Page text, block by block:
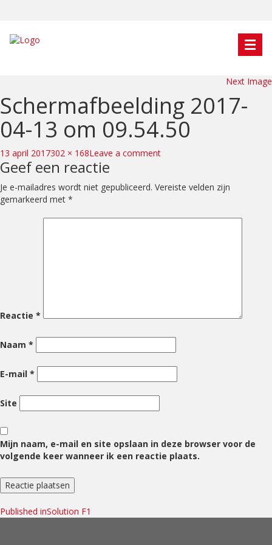
Next Image
Schermafbeelding 2017-
04-13 om 09.54.50
Posted
on
13 april 2017Full
size
302 × 168Leave a commenton
04-
Geef een reactie
Je e-mailadres wordt niet gepubliceerd. Vereiste velden zijn
gemarkeerd met *
Reactie *
Naam *
E-mail *
Site
Mijn naam, e-mail en site opslaan in deze browser voor de
volgende keer wanneer ik een reactie plaats.
Bericht
Published inSolution F1